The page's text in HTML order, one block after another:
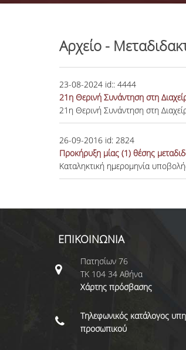
Αρχείο -
23-08-2024 id:: 4444
21η Θερινή Συνάντηση στη
21η Θερινή Συνάντηση στη
26-09-2016 id: 2824
Προκήρυξη μίας (1) θέσης
Καταληκτική ημερομηνία
ΕΠΙΚΟΙΝΩΝΙΑ
Πατησίων 76
ΤΚ 104 34 Αθήνα
Χάρτης πρόσβασης
Τηλεφωνικός κατάλογος
προσωπικού